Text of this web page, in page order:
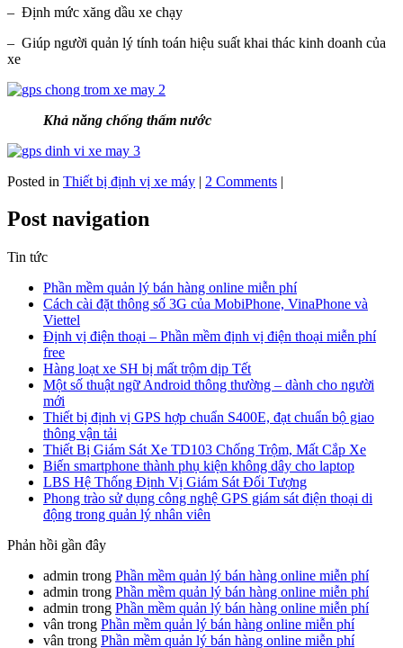
– Định mức xăng dầu xe chạy
– Giúp người quản lý tính toán hiệu suất khai thác kinh doanh của
xe
Khả năng chống thấm nước
Posted in Thiết bị định vị xe máy | 2 Comments |
Post navigation
Tin tức
Phần mềm quản lý bán hàng online miễn phí
Cách cài đặt thông số 3G của MobiPhone, VinaPhone và
Viettel
Định vị điện thoại – Phần mềm định vị điện thoại miễn phí
free
Hàng loạt xe SH bị mất trộm dịp Tết
Một số thuật ngữ Android thông thường – dành cho người
mới
Thiết bị định vị GPS hợp chuẩn S400E, đạt chuẩn bộ giao
thông vận tải
Thiết Bị Giám Sát Xe TD103 Chống Trộm, Mất Cắp Xe
Biến smartphone thành phụ kiện không dây cho laptop
LBS Hệ Thống Định Vị Giám Sát Đối Tượng
Phong trào sử dụng công nghệ GPS giám sát điện thoại di
động trong quản lý nhân viên
Phản hồi gần đây
admin trong Phần mềm quản lý bán hàng online miễn phí
admin trong Phần mềm quản lý bán hàng online miễn phí
admin trong Phần mềm quản lý bán hàng online miễn phí
vân trong Phần mềm quản lý bán hàng online miễn phí
vân trong Phần mềm quản lý bán hàng online miễn phí